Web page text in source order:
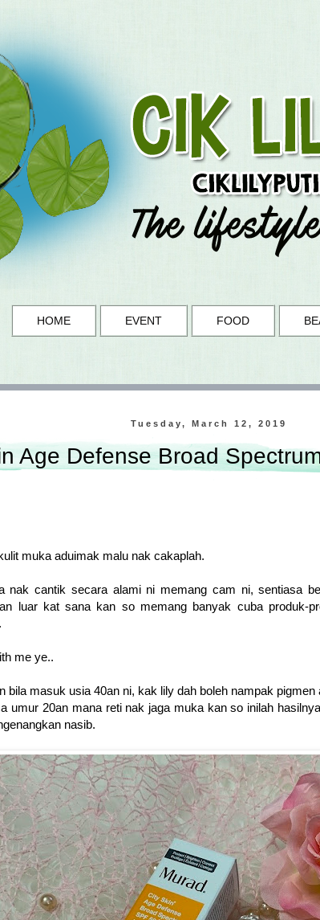
HOME EVENT FOOD
Tuesday, March 12, 2019
Age Defense Broad
muka aduimak malu nak cakaplah.
nak cantik secara alami ni memang cam ni, sentiasa
luar kat sana kan so memang banyak cuba produk-
me ye..
bila masuk usia 40an ni, kak lily dah boleh nampak
umur 20an mana reti nak jaga muka kan so inilah
nasib.